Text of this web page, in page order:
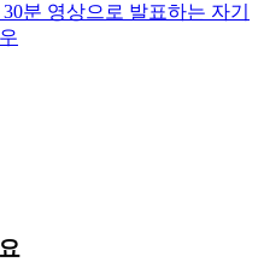
분 영상으로 발표하는 자기